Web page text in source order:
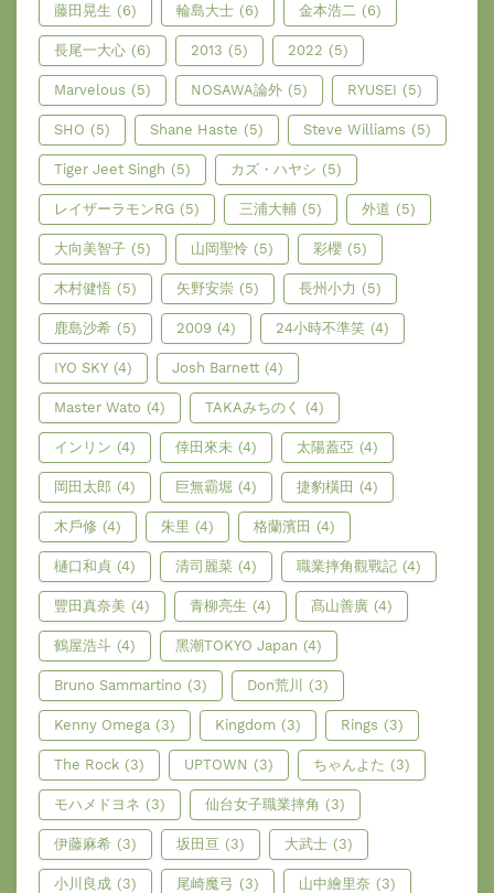
藤田晃生 (6) 輪島大士 (6) 金本浩二 (6)
長尾一大心 (6) 2013 (5) 2022 (5)
Marvelous (5) NOSAWA論外 (5) RYUSEI (5)
SHO (5) Shane Haste (5) Steve Williams (5)
Tiger Jeet Singh (5) カズ・ハヤシ (5)
レイザーラモンRG (5) 三浦大輔 (5) 外道 (5)
大向美智子 (5) 山岡聖怜 (5) 彩櫻 (5)
木村健悟 (5) 矢野安崇 (5) 長州小力 (5)
鹿島沙希 (5) 2009 (4) 24小時不準笑 (4)
IYO SKY (4) Josh Barnett (4)
Master Wato (4) TAKAみちのく (4)
インリン (4) 倖田來未 (4) 太陽蓋亞 (4)
岡田太郎 (4) 巨無霸堀 (4) 捷豹橫田 (4)
木戶修 (4) 朱里 (4) 格蘭濱田 (4)
樋口和貞 (4) 清司麗菜 (4) 職業摔角觀戰記 (4)
豐田真奈美 (4) 青柳亮生 (4) 髙山善廣 (4)
鶴屋浩斗 (4) 黑潮TOKYO Japan (4)
Bruno Sammartino (3) Don荒川 (3)
Kenny Omega (3) Kingdom (3) Rings (3)
The Rock (3) UPTOWN (3) ちゃんよた (3)
モハメドヨネ (3) 仙台女子職業摔角 (3)
伊藤麻希 (3) 坂田亘 (3) 大武士 (3)
小川良成 (3) 尾崎魔弓 (3) 山中繪里奈 (3)